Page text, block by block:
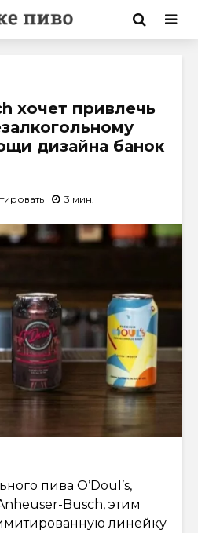
хочет привлечь
дизайна банок
3 мин.
пива O’Doul’s,
Busch, этим
линейку